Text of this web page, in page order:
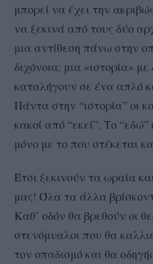
μπορεί να έχει την
να ξεκινά από τους δύο
μια αντίθεση πάνω στην
διχόνοια: μια «ιστορία»
καταλήγουν σε ένα απλό
Πάντα στην “ιστορία” οι
κακοί από “εκεί”. Το “εδώ”
μόνο με το που στέκεται
Έτσι ξεκινούν τα ωραία
μας! Όλα τα άλλα
Καθ’ οδόν θα βρεθούν οι
στενόμυαλοι που θα
τον οπαδισμό και θα